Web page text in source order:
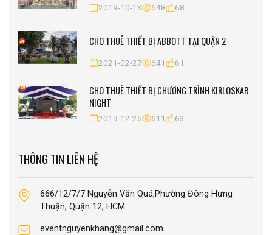
2019-10-13 648 68
CHO THUÊ THIẾT BỊ ABBOTT TẠI QUẬN 2
2021-02-27 641 61
CHO THUÊ THIẾT BỊ CHƯƠNG TRÌNH KIRLOSKAR
NIGHT
2019-12-25 611 63
THÔNG TIN LIÊN HỆ
666/12/7/7 Nguyễn Văn Quá,Phường Đông Hưng
Thuận, Quận 12, HCM
eventnguyenkhang@gmail.com